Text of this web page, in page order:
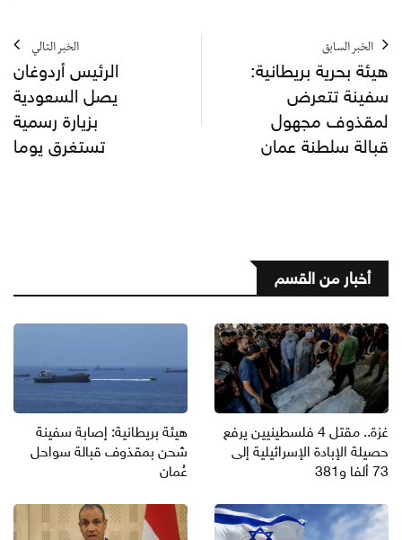
الخبر السابق
هيئة بحرية بريطانية:
سفينة تتعرض
لمقذوف مجهول
قبالة سلطنة عمان
الخبر التالي
الرئيس أردوغان
يصل السعودية
بزيارة رسمية
تستغرق يوما
أخبار من القسم
غزة.. مقتل 4 فلسطينيين يرفع
حصيلة الإبادة الإسرائيلية إلى
73 ألفا و381
هيئة بريطانية: إصابة سفينة
شحن بمقذوف قبالة سواحل
عُمان